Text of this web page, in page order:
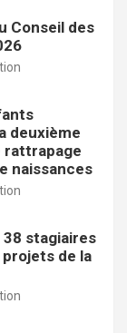
Conseil des
deuxième
rattrapage
naissances
stagiaires
de la